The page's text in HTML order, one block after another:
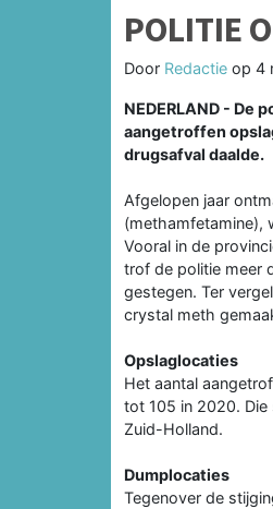
POLITIE
Door Redactie op 4
NEDERLAND - De
aangetroffen
drugsafval daalde.
Afgelopen jaar
(methamfetamine),
Vooral in de
trof de politie meer
gestegen. Ter
crystal meth
Opslaglocaties
Het aantal
tot 105 in 2020.
Zuid-Holland.
Dumplocaties
Tegenover de